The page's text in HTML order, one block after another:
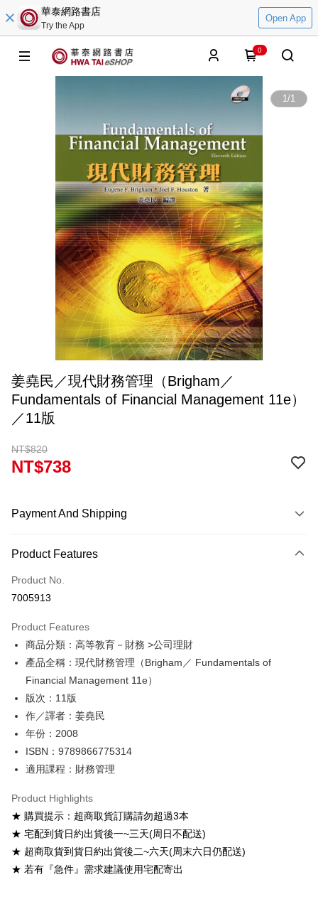
華泰網路書店
Try the App
Open App
0
1/1
姜堯民／現代財務管理（Brigham／
Fundamentals of Financial Management 11e）
／11版
NT$820
NT$738
Payment And Shipping
Credit Card (Full Payment)
Convenience Store Pickup and Pay
Google Pay
ATM Transfer
Shipping Method
全家取貨付款
NT$60/order
付款後全家取貨
7-11取貨付款
NT$60/order
付款後7-11取貨
NT$60/order
Product Features
Product No.
7005913
Product Features
商品分類：高等教育－財務 >公司理財
產品全稱：現代財務管理（Brigham／ Fundamentals of
Financial Management 11e）
版次：11版
作／譯者：姜堯民
年份：2008
ISBN：9789866775314
適用課程：財務管理
Product Highlights
★ 購買提示：超商取貨訂購請勿超過3本
★ 宅配到貨日約出貨後一~三天(周日不配送)
★ 超商取貨到貨日約出貨後二~六天(周末六日仍配送)
★ 若有『急件』需求建議使用宅配寄出